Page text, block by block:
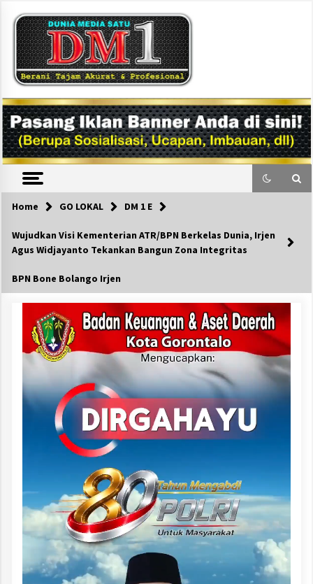
content
DM1
Home GO LOKAL DM 1 E
Wujudkan Visi Kementerian ATR/BPN Berkelas Dunia, Irjen
Agus Widjayanto Tekankan Bangun Zona Integritas
BPN Bone Bolango Irjen